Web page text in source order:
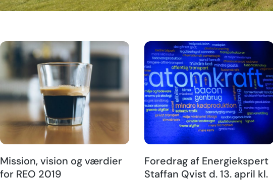
Mission, vision og værdier
for REO 2019
Foredrag af Energiekspert
Staffan Qvist d. 13. april kl.